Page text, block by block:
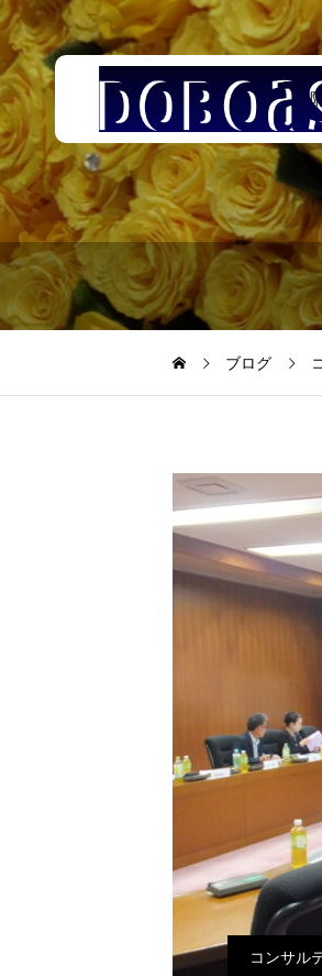
遠
ブログ
コンサル